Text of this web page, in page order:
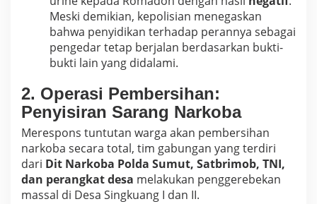
Meski demikian, kepolisian menegaskan
bahwa penyidikan terhadap perannya sebagai
pengedar tetap berjalan berdasarkan bukti-
bukti lain yang didalami.
2. Operasi Pembersihan:
Penyisiran Sarang Narkoba
Merespons tuntutan warga akan pembersihan
narkoba secara total, tim gabungan yang terdiri
dari Dit Narkoba Polda Sumut, Satbrimob, TNI,
dan perangkat desa melakukan penggerebekan
massal di Desa Singkuang I dan II.